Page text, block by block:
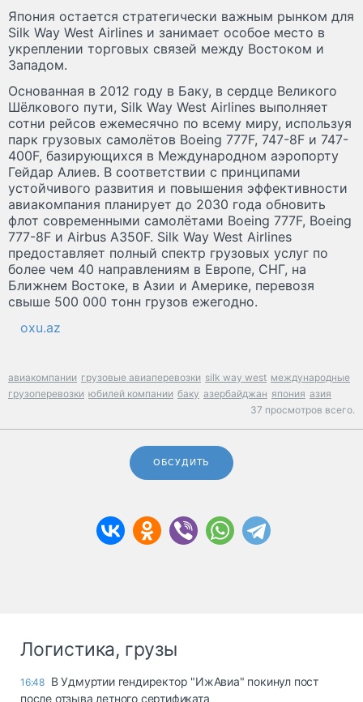
Япония остается стратегически важным рынком для
Silk Way West Airlines и занимает особое место в
укреплении торговых связей между Востоком и
Западом.
Основанная в 2012 году в Баку, в сердце Великого
Шёлкового пути, Silk Way West Airlines выполняет
сотни рейсов ежемесячно по всему миру, используя
парк грузовых самолётов Boeing 777F, 747-8F и 747-
400F, базирующихся в Международном аэропорту
Гейдар Алиев. В соответствии с принципами
устойчивого развития и повышения эффективности
авиакомпания планирует до 2030 года обновить
флот современными самолётами Boeing 777F, Boeing
777-8F и Airbus A350F. Silk Way West Airlines
предоставляет полный спектр грузовых услуг по
более чем 40 направлениям в Европе, СНГ, на
Ближнем Востоке, в Азии и Америке, перевозя
свыше 500 000 тонн грузов ежегодно.
oxu.az
авиакомпании грузовые авиаперевозки silk way west международные
грузоперевозки юбилей компании баку азербайджан япония азия
37 просмотров всего.
ОБСУДИТЬ
Логистика, грузы
16:48 В Удмуртии гендиректор "ИжАвиа" покинул пост
после отзыва летного сертификата